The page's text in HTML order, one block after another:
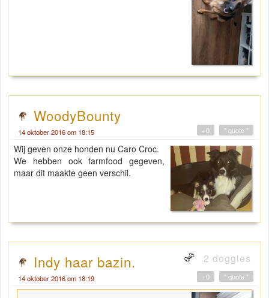
WoodyBounty
14 oktober 2016 om 18:15 " quote "
+0
Wij geven onze honden nu Caro Croc.
We hebben ook farmfood gegeven,
maar dit maakte geen verschil.
Indy haar bazin. 2 doggies
14 oktober 2016 om 18:19 " quote "
+0